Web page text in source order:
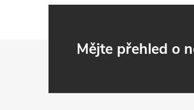
Mějte přehled o